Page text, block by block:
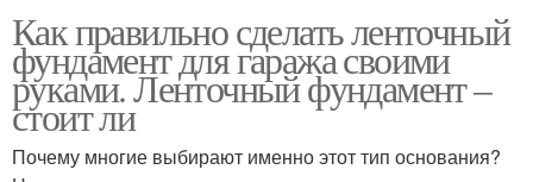
Как правильно сделать ленточный
фундамент для гаража своими
руками. Ленточный фундамент –
стоит ли
Почему многие выбирают именно этот тип основания?